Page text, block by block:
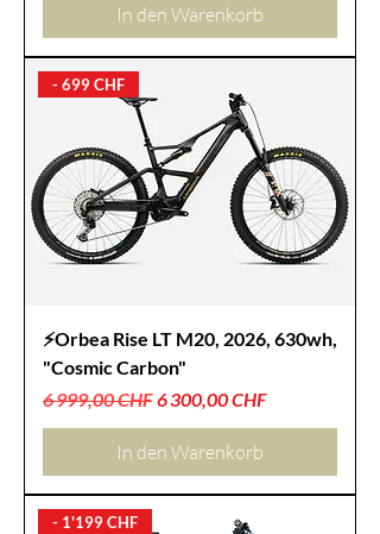
In den Warenkorb
- 699 CHF
⚡Orbea Rise LT M20, 2026, 630wh,
"Cosmic Carbon"
Standardpreis
6 999,00 CHF Sale-Preis
6 300,00 CHF
In den Warenkorb
- 1'199 CHF